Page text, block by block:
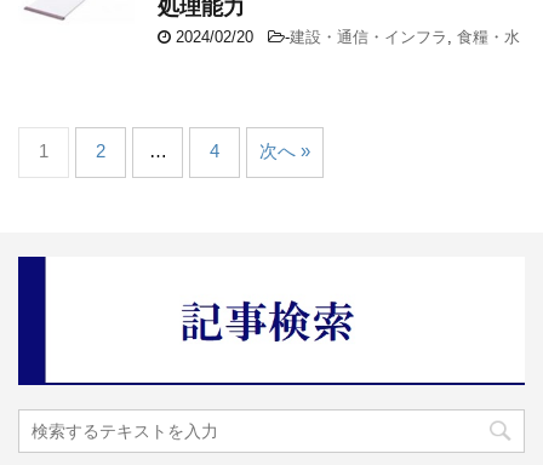
処理能力
2024/02/20 -建設・通信・インフラ 食糧・水
1 2 … 4 次へ »